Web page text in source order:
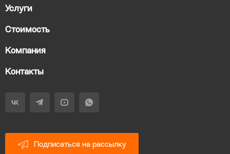
Услуги
Стоимость
Компания
Контакты
Подписаться на рассылку